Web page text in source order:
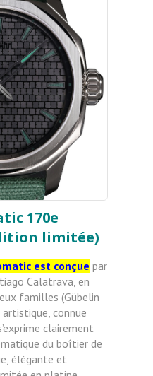
170e
limitée)
est conçue par
Calatrava, en
familles (Gübelin
connue
clairement
du boîtier de
élégante et